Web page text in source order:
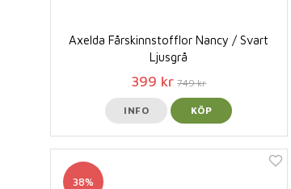
Axelda Fårskinnstofflor Nancy / Svart
Ljusgrå
399 kr 749 kr
INFO KÖP
38%